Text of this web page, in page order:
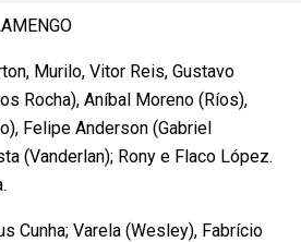
Murilo, Vitor Reis, Gustavo
Rocha), Aníbal Moreno (Ríos),
Felipe Anderson (Gabriel
(Vanderlan); Rony e Flaco López.
Cunha; Varela (Wesley), Fabrício